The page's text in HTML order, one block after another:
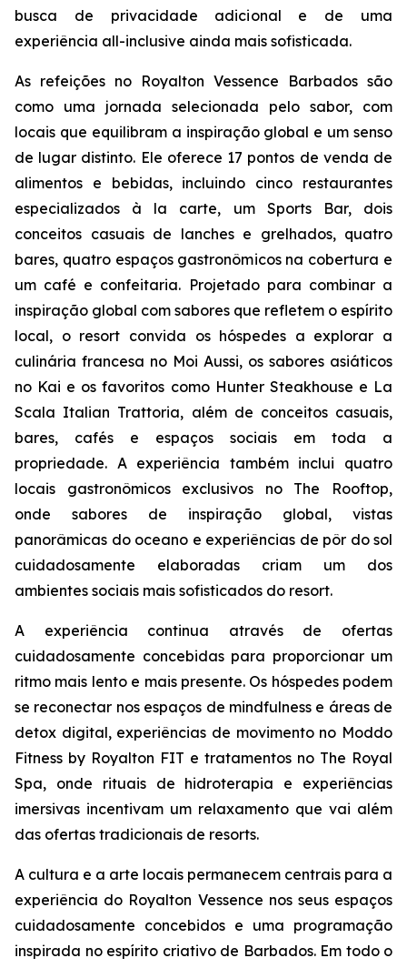
busca de privacidade adicional e de uma
experiência all-inclusive ainda mais sofisticada.
As refeições no Royalton Vessence Barbados são
como uma jornada selecionada pelo sabor, com
locais que equilibram a inspiração global e um senso
de lugar distinto. Ele oferece 17 pontos de venda de
alimentos e bebidas, incluindo cinco restaurantes
especializados à la carte, um Sports Bar, dois
conceitos casuais de lanches e grelhados, quatro
bares, quatro espaços gastronômicos na cobertura e
um café e confeitaria. Projetado para combinar a
inspiração global com sabores que refletem o espírito
local, o resort convida os hóspedes a explorar a
culinária francesa no Moi Aussi, os sabores asiáticos
no Kai e os favoritos como Hunter Steakhouse e La
Scala Italian Trattoria, além de conceitos casuais,
bares, cafés e espaços sociais em toda a
propriedade. A experiência também inclui quatro
locais gastronômicos exclusivos no The Rooftop,
onde sabores de inspiração global, vistas
panorâmicas do oceano e experiências de pôr do sol
cuidadosamente elaboradas criam um dos
ambientes sociais mais sofisticados do resort.
A experiência continua através de ofertas
cuidadosamente concebidas para proporcionar um
ritmo mais lento e mais presente. Os hóspedes podem
se reconectar nos espaços de mindfulness e áreas de
detox digital, experiências de movimento no Moddo
Fitness by Royalton FIT e tratamentos no The Royal
Spa, onde rituais de hidroterapia e experiências
imersivas incentivam um relaxamento que vai além
das ofertas tradicionais de resorts.
A cultura e a arte locais permanecem centrais para a
experiência do Royalton Vessence nos seus espaços
cuidadosamente concebidos e uma programação
inspirada no espírito criativo de Barbados. Em todo o